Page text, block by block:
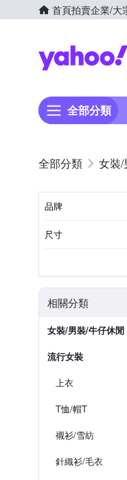
首頁拍賣企業/大
全部分類
女裝/
品牌
尺寸
相關分類
女裝/男裝/牛仔休閒
流行女裝
上衣
T恤/帽T
襯衫/雪紡
針織衫/毛衣